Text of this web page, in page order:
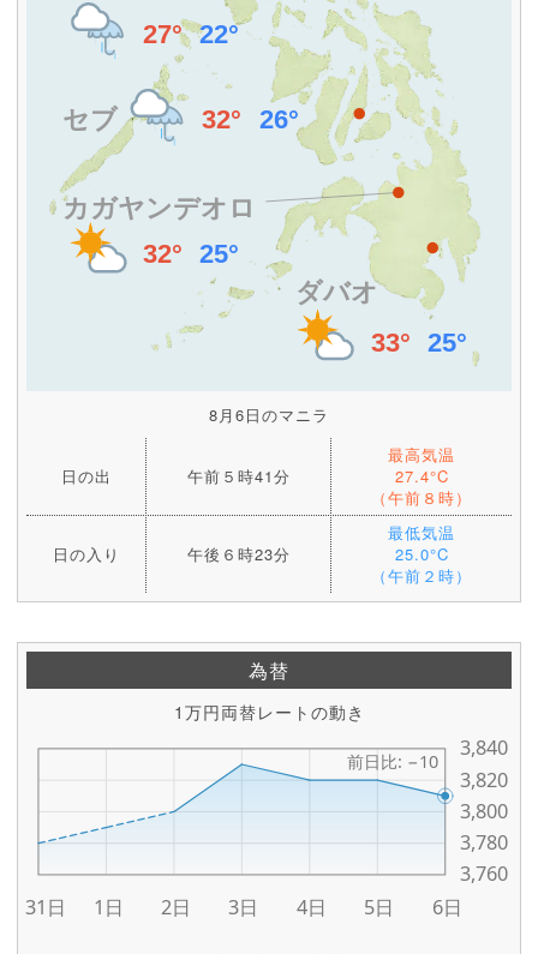
8月6日のマニラ
日の出 午前５時41分
最高気温
27.4°C
（午前８時）
日の入り 午後６時23分
最低気温
25.0°C
（午前２時）
為替
1万円両替レートの動き